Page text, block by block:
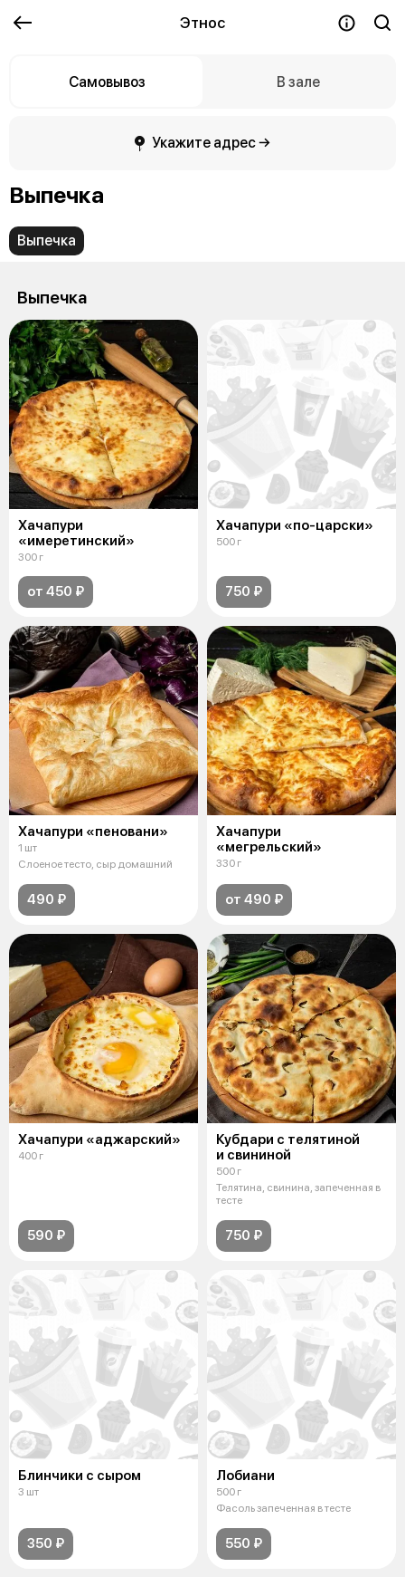
Этнос
Самовывоз В зале
Укажите адрес →
Выпечка
Выпечка
Выпечка
Хачапури
«имеретинский»
300 г
от 450 ₽
Хачапури «по-царски»
500 г
750 ₽
Хачапури «пеновани»
1 шт
Слоеное тесто, сыр домашний
490 ₽
Хачапури
«мегрельский»
330 г
от 490 ₽
Хачапури «аджарский»
400 г
590 ₽
Кубдари с телятиной
и свининой
500 г
Телятина, свинина, запеченная в
тесте
750 ₽
Блинчики с сыром
3 шт
350 ₽
Лобиани
500 г
Фасоль запеченная в тесте
550 ₽